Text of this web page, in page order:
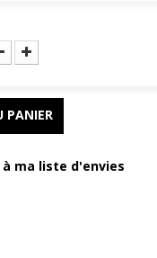
PANIER
ma liste d'envies